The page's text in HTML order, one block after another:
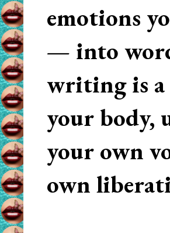
emotions
— into
writing is
your body,
your own
own